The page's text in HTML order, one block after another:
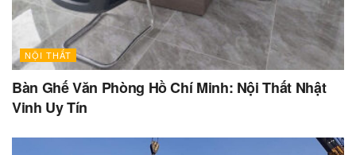
NỘI THẤT
Bàn Ghế Văn Phòng Hồ Chí Minh: Nội Thất Nhật
Vinh Uy Tín